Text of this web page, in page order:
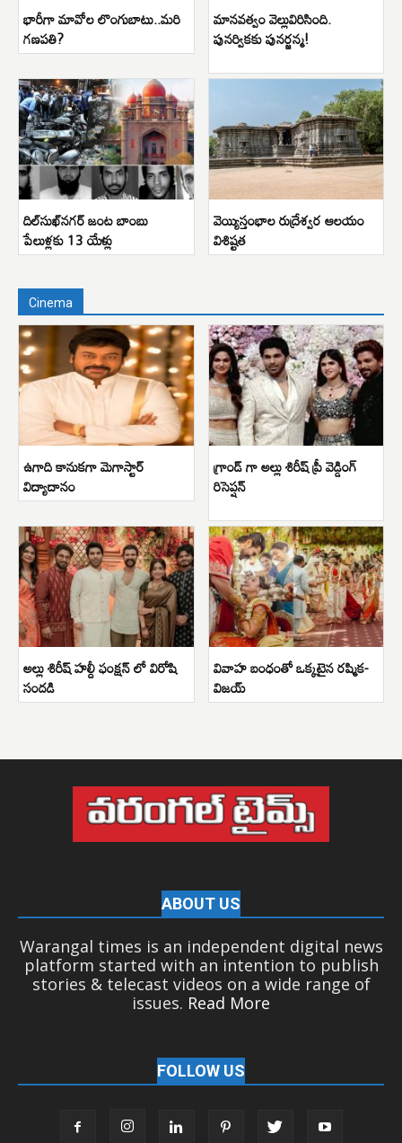
భారీగా మావోల లొంగుబాటు..మరి
గణపతి?
మానవత్వం వెల్లువిరిసింది.
పునర్వికకు పునర్జన్మ!
దిల్‌సుఖ్‌నగర్ జంట బాంబు
పేలుళ్లకు 13 యేళ్లు
వెయ్యిస్తంభాల రుద్రేశ్వర ఆలయం
విశిష్టత
Cinema
ఉగాది కానుకగా మెగాస్టార్
విద్యాదానం
గ్రాండ్ గా అల్లు శిరీష్ ప్రీ వెడ్డింగ్
రిసెప్షన్
అల్లు శిరీష్ హల్దీ ఫంక్షన్ లో విరోషి
సందడి
వివాహ బంధంతో ఒక్కటైన రష్మిక-
విజయ్
ABOUT US
Warangal times is an independent digital news
platform started with an intention to publish
stories & telecast videos on a wide range of
issues. Read More
FOLLOW US